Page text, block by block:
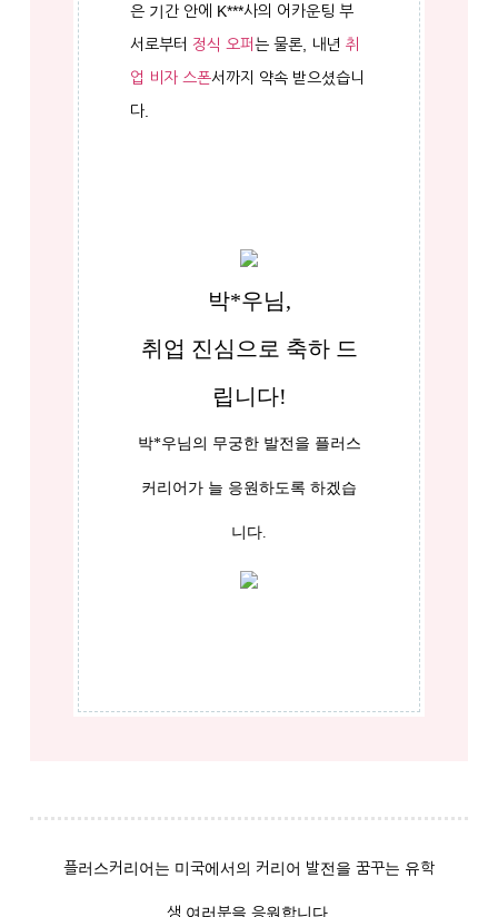
은 기간 안에 K***사의 어카운팅 부
서로부터정식 오퍼는 물론, 내년 취
업 비자 스폰서까지 약속 받으셨습니
다.
박*우님,
취업 진심으로 축하 드
립니다!
박*우님의 무궁한 발전을 플러스
커리어가 늘 응원하도록 하겠습
니다.
플러스커리어는 미국에서의 커리어 발전을 꿈꾸는 유학
생 여러분을 응원합니다.